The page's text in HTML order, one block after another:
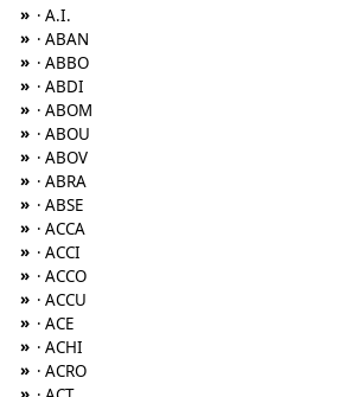
» · A.I.
» · ABAN
» · ABBO
» · ABDI
» · ABOM
» · ABOU
» · ABOV
» · ABRA
» · ABSE
» · ACCA
» · ACCI
» · ACCO
» · ACCU
» · ACE
» · ACHI
» · ACRO